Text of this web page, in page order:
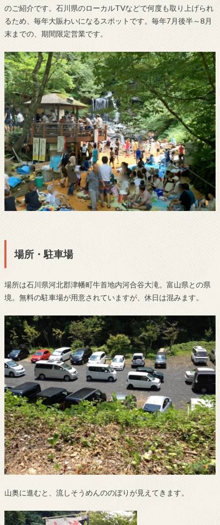
のご紹介です。石川県のローカルTVなどで何度も取り上げられ
るため、毎年大賑わいになるスポットです。毎年7月後半～8月
末までの、期間限定営業です。
場所・駐車場
場所は石川県河北郡津幡町牛首地内河合谷大滝。富山県との県
境。無料の駐車場が用意されていますが、休日は混みます。
山奥に進むと、流しそうめんののぼりが見えてきます。